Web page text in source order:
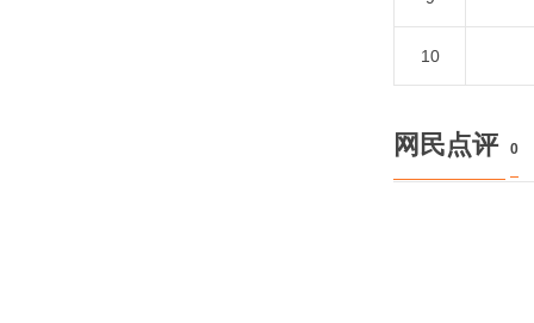
10
网民点评 0